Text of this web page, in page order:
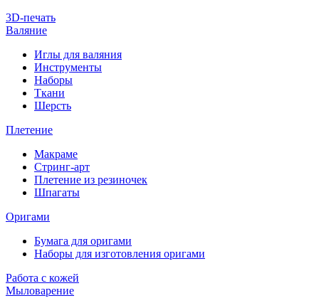
3D-печать
Валяние
Иглы для валяния
Инструменты
Наборы
Ткани
Шерсть
Плетение
Макраме
Стринг-арт
Плетение из резиночек
Шпагаты
Оригами
Бумага для оригами
Наборы для изготовления оригами
Работа с кожей
Мыловарение